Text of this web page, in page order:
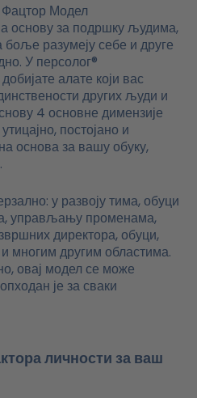
Модел
основу за подршку људима,
разумеју себе и друге
У персолог®
алате који вас
других људи и
4 основне димензије
постојано и
основа за вашу обуку,
у развоју тима, обуци
управљању променама,
директора, обуци,
многим другим областима.
овај модел се може
је за сваки
личности за ваш